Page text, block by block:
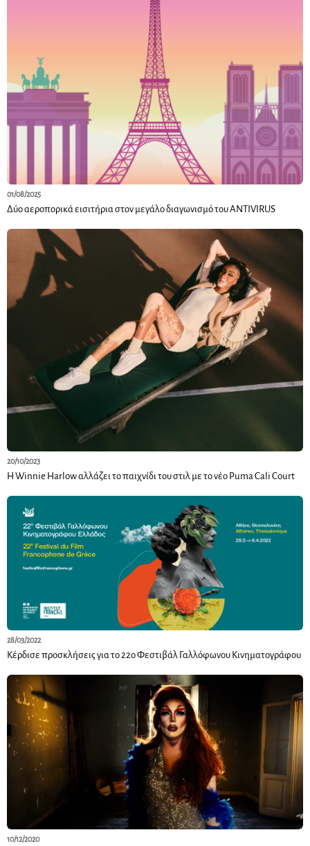
01/08/2025
Δύο αεροπορικά εισιτήρια στον μεγάλο διαγωνισμό του ANTIVIRUS
20/10/2023
Η Winnie Harlow αλλάζει το παιχνίδι του στιλ με το νέο Puma Cali Court
28/03/2022
Κέρδισε προσκλήσεις για το 22ο Φεστιβάλ Γαλλόφωνου Κινηματογράφου
10/12/2020